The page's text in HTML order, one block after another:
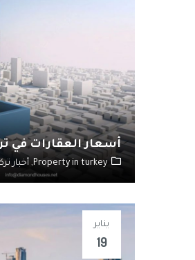
أسعار العقارات في تركيا
Property in turkey, أخبار
يناير
19